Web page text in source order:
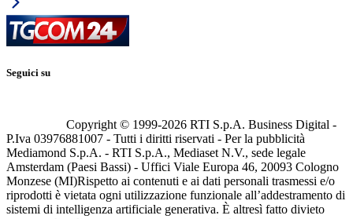
Seguici su
Copyright © 1999-2026 RTI S.p.A. Business Digital -
P.Iva 03976881007 - Tutti i diritti riservati - Per la pubblicità
Mediamond S.p.A. - RTI S.p.A., Mediaset N.V., sede legale
Amsterdam (Paesi Bassi) - Uffici Viale Europa 46, 20093 Cologno
Monzese (MI)Rispetto ai contenuti e ai dati personali trasmessi e/o
riprodotti è vietata ogni utilizzazione funzionale all’addestramento di
sistemi di intelligenza artificiale generativa. È altresì fatto divieto